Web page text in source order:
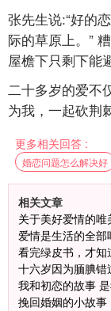
张先生说:“好的
际的草原上。”
屋檐下只剩下能
二十多岁的爱不
为我，一起砍荆
更多相关回答 :
婚恋问题怎么解决好
相关文章
关于美好爱情的
爱情是生活的全部
看完绿皮书，才知
十六岁因为腼腆
我和初恋的故事
挽回婚姻的小故